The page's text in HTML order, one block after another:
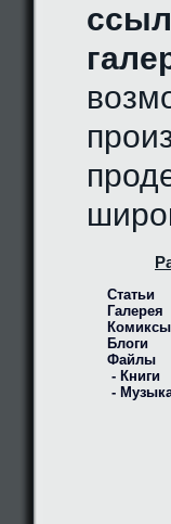
Статьи
Галерея
Комиксы
Блоги
Файлы
- Книги
-